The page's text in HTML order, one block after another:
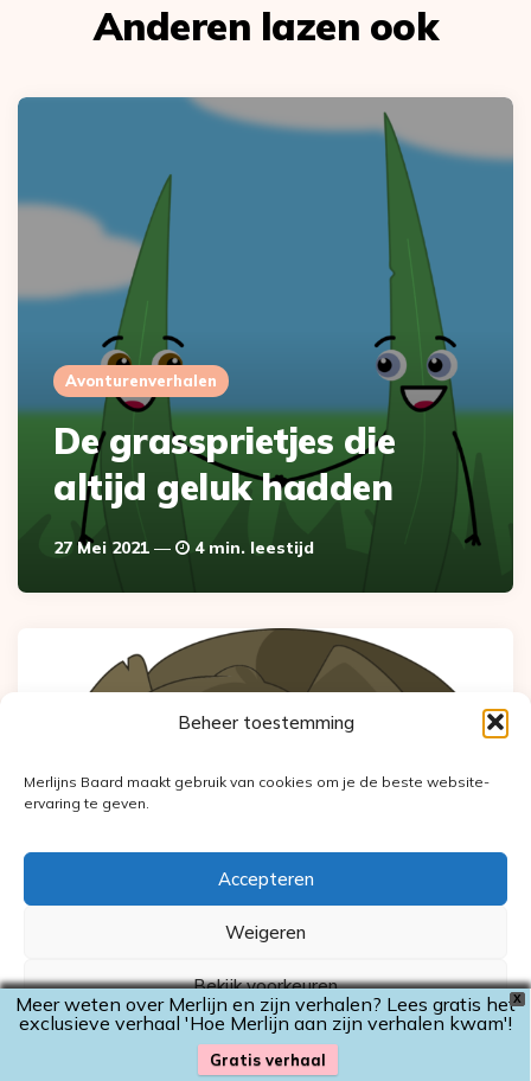
Beheer toestemming
Merlijns Baard maakt gebruik van cookies om je de beste website-
ervaring te geven.
Accepteren
Weigeren
Bekijk voorkeuren
Privacyverklaring
Anderen lazen ook
Avonturenverhalen
De grassprietjes die
altijd geluk hadden
27 Mei 2021 4 min. leestijd
De wolf en de olifant X
Meer weten over Merlijn en zijn verhalen? Lees gratis het
exclusieve verhaal 'Hoe Merlijn aan zijn verhalen kwam'!
Gratis verhaal